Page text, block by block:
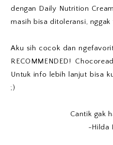
dengan Daily Nutrition
masih bisa ditoleransi,
Aku sih cocok dan
RECOMMENDED!
Untuk info lebih lanjut bisa
;)
Cantik gak
-Hilda